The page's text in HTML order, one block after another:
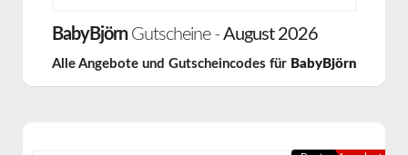
BabyBjörnGutscheine - August 2026
Alle Angebote und Gutscheincodes für BabyBjörn